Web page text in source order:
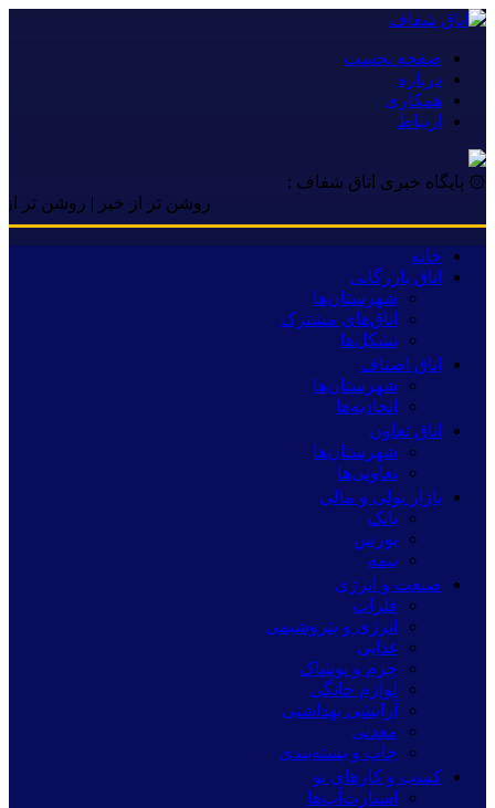
صفحه نخست
درباره
همکاری
ارتباط
۞ پایگاه خبری اتاق شفاف :
روشن تر از خبر | روشن تر از
خانه
اتاق بازرگانی
شهرستان‌ها
اتاق‌های مشترک
تشکل‌ها
اتاق اصناف
شهرستان‌ها
اتحادیه‌ها
اتاق تعاون
شهرستان‌ها
تعاونی‌ها
بازار پولی و مالی
بانک
بورس
بیمه
صنعت و انرژی
فلزات
انرژی و پتروشیمی
غذایی
چرم و پوشاک
لوازم خانگی
آرایشی بهداشتی
معدنی
چاپ و بسته‌بندی
کسب و کارهای نو
استارت‌آپ‌ها